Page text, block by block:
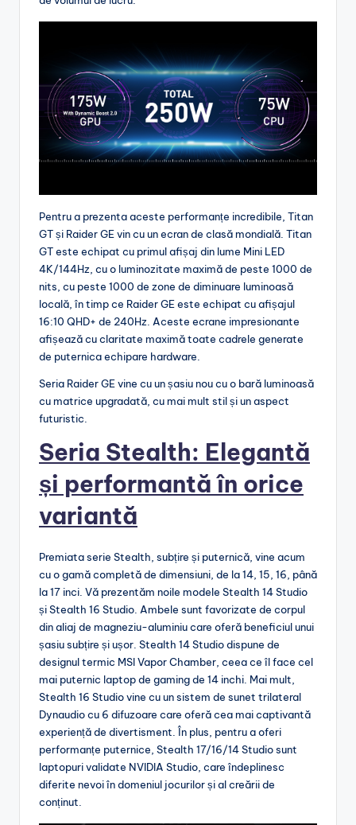
Pentru a prezenta aceste performanțe incredibile, Titan
GT și Raider GE vin cu un ecran de clasă mondială. Titan
GT este echipat cu primul afișaj din lume Mini LED
4K/144Hz, cu o luminozitate maximă de peste 1000 de
nits, cu peste 1000 de zone de diminuare luminoasă
locală, în timp ce Raider GE este echipat cu afișajul
16:10 QHD+ de 240Hz. Aceste ecrane impresionante
afișează cu claritate maximă toate cadrele generate
de puternica echipare hardware.
Seria Raider GE vine cu un șasiu nou cu o bară luminoasă
cu matrice upgradată, cu mai mult stil și un aspect
futuristic.
Seria Stealth: Elegantă
și performantă în orice
variantă
Premiata serie Stealth, subțire și puternică, vine acum
cu o gamă completă de dimensiuni, de la 14, 15, 16, până
la 17 inci. Vă prezentăm noile modele Stealth 14 Studio
și Stealth 16 Studio. Ambele sunt favorizate de corpul
din aliaj de magneziu-aluminiu care oferă beneficiul unui
șasiu subțire și ușor. Stealth 14 Studio dispune de
designul termic MSI Vapor Chamber, ceea ce îl face cel
mai puternic laptop de gaming de 14 inchi. Mai mult,
Stealth 16 Studio vine cu un sistem de sunet trilateral
Dynaudio cu 6 difuzoare care oferă cea mai captivantă
experiență de divertisment. În plus, pentru a oferi
performanțe puternice, Stealth 17/16/14 Studio sunt
laptopuri validate NVIDIA Studio, care îndeplinesc
diferite nevoi în domeniul jocurilor și al creării de
conținut.